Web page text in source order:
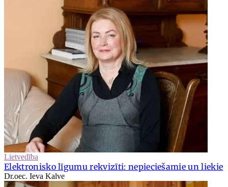
Lietvedība
Elektronisko līgumu rekvizīti: nepieciešamie un liekie
Dr.oec. Ieva Kalve